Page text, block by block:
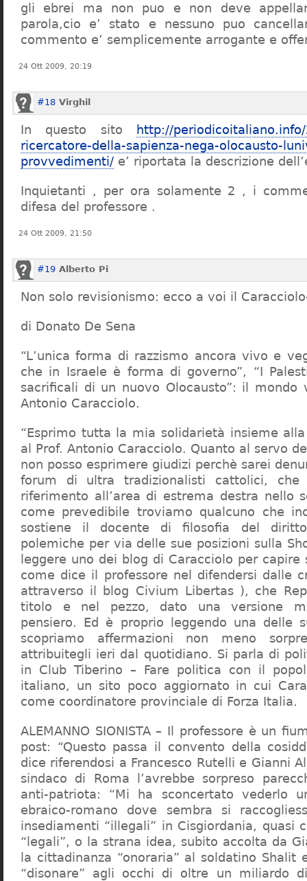
gli ebrei ma non puo e non deve
parola,cio e’ stato e nessuno puo
commento e’ semplicemente arrogante e
24 Ott 2009, 20:19
#18 Virghil
In questo sito
http://
ricercatore-della-sapienza-nega-olocausto-
provvedimenti/ e’ riportata la descrizione
Inquietanti , per ora solamente 2 , i
difesa del professore .
24 Ott 2009, 21:50
#19 Alberto Pi
Non solo revisionismo: ecco a voi il
di Donato De Sena
“L’unica forma di razzismo ancora vivo e
che in Israele è forma di governo”, “I
sacrificali di un nuovo Olocausto”: il mondo
Antonio Caracciolo.
“Esprimo tutta la mia solidarietà insieme
al Prof. Antonio Caracciolo. Quanto al servo
non posso esprimere giudizi perchè sarei
forum di ultra tradizionalisti cattolici,
riferimento all’area di estrema destra nello
come prevedibile troviamo qualcuno che
sostiene il docente di filosofia del
polemiche per via delle sue posizioni sulla
leggere uno dei blog di Caracciolo per
come dice il professore nel difendersi dalle
attraverso il blog Civium Libertas ), che
titolo e nel pezzo, dato una versione
pensiero. Ed è proprio leggendo una delle
scopriamo affermazioni non meno
attribuitegli ieri dal quotidiano. Si parla di
in Club Tiberino – Fare politica con il
italiano, un sito poco aggiornato in cui
come coordinatore provinciale di Forza Italia.
ALEMANNO SIONISTA – Il professore è un
post: “Questo passa il convento della
dice riferendosi a Francesco Rutelli e Gianni
sindaco di Roma l’avrebbe sorpreso
anti-patriota: “Mi ha sconcertato vederlo
ebraico-romano dove sembra si
insediamenti “illegali” in Cisgiordania, quasi
“legali”, o la strana idea, subito accolta da
la cittadinanza “onoraria” al soldatino Shalit
“disonare” agli occhi di oltre un miliardo